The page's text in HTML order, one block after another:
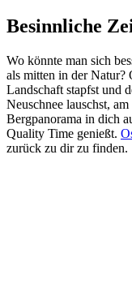
Besinnliche
Wo könnte man sich
als mitten in der Natur?
Landschaft stapfst und
Neuschnee lauschst,
Bergpanorama in dich
Quality Time genießt.
zurück zu dir zu finden.